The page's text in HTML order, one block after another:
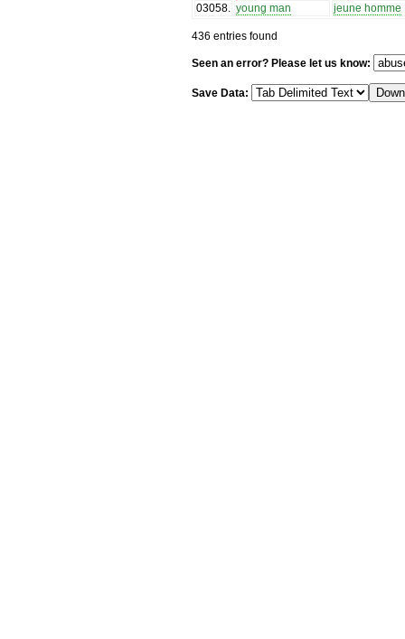
03058
young man jeune homme
436 entries found
Seen an error? Please let us know:
Save Data: